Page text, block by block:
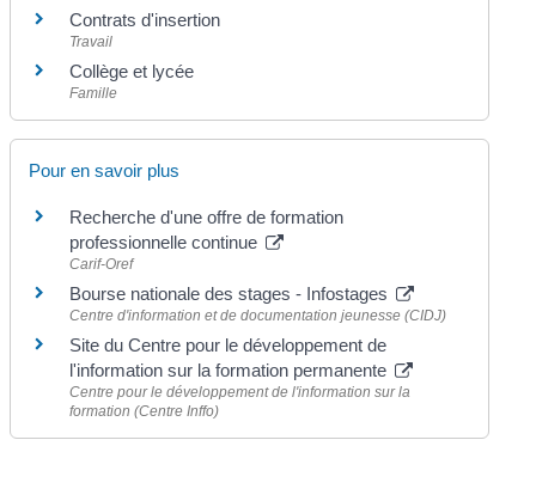
Contrats d'insertion
Travail
Collège et lycée
Famille
Pour en savoir plus
Recherche d'une offre de formation
professionnelle continue
Carif-Oref
Bourse nationale des stages - Infostages
Centre d'information et de documentation jeunesse (CIDJ)
Site du Centre pour le développement de
l'information sur la formation permanente
Centre pour le développement de l'information sur la
formation (Centre Inffo)